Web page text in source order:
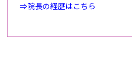
⇒院長の経歴はこちら